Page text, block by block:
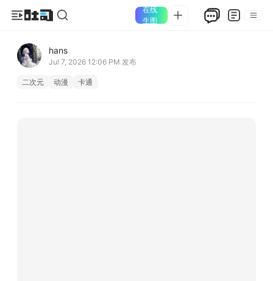
在线
生图
hans
Jul 7, 2026 12:06 PM 发布
二次元 动漫 卡通